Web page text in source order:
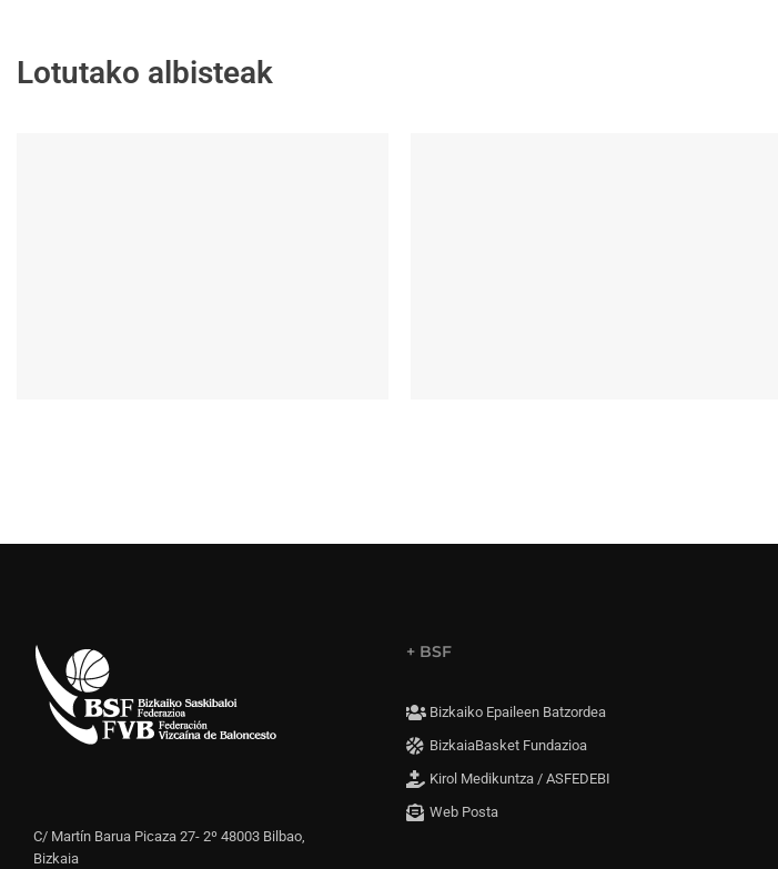
Lotutako albisteak
C/ Martín Barua Picaza 27- 2º 48003 Bilbao,
Bizkaia
+ BSF
Bizkaiko Epaileen Batzordea
BizkaiaBasket Fundazioa
Kirol Medikuntza / ASFEDEBI
Web Posta